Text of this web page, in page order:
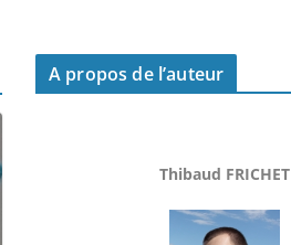
A propos de l’auteur
Thibaud FRICHET